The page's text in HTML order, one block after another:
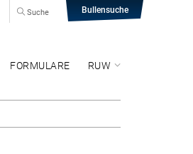
Bullensuche
Suche
FORMULARE RUW